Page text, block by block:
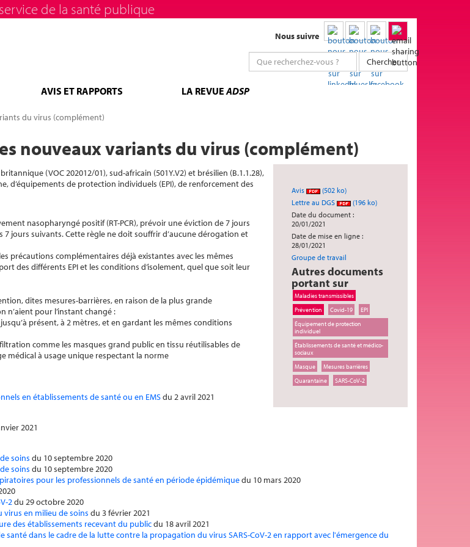
de la santé publique
Nous suivre
Chercher
AVIS ET RAPPORTS LA REVUEADSP
du virus (complément)
nouveaux variants du virus (complément)
Avis
(502 ko)
Lettre au DGS
(196 ko)
Date du document :
20/01/2021
Date de mise en ligne :
28/01/2021
Groupe de travail
Autres documents
portant sur
Maladies transmissibles
Prévention
Covid-19
EPI
Équipement de protection
individuel
Établissements de santé et médico-
sociaux
Masque
Mesures barrières
Quarantaine
SARS-CoV-2
(VOC 202012/01), sud-africain (501Y.V2) et brésilien (B.1.1.28),
d’équipements de protection individuels (EPI), de renforcement des
nasopharyngé positif (RT-PCR), prévoir une éviction de 7 jours
7 jours suivants. Cette règle ne doit souffrir d’aucune dérogation et
précautions complémentaires déjà existantes avec les mêmes
des différents EPI et les conditions d’isolement, quel que soit leur
dites mesures-barrières, en raison de la plus grande
n’aient pour l’instant changé :
présent, à 2 mètres, et en gardant les mêmes conditions
comme les masques grand public en tissu réutilisables de
médical à usage unique respectant la norme
en établissements de santé ou en EMSdu 2 avril 2021
2021
soins du 10 septembre 2020
soins du 10 septembre 2020
pour les professionnels de santé en période épidémiquedu 10 mars 2020
2du 29 octobre 2020
en milieu de soins du 3 février 2021
des établissements recevant du publicdu 18 avril 2021
dans le cadre de la lutte contre la propagation du virus SARS-CoV-2 en rapport avec l'émergence du